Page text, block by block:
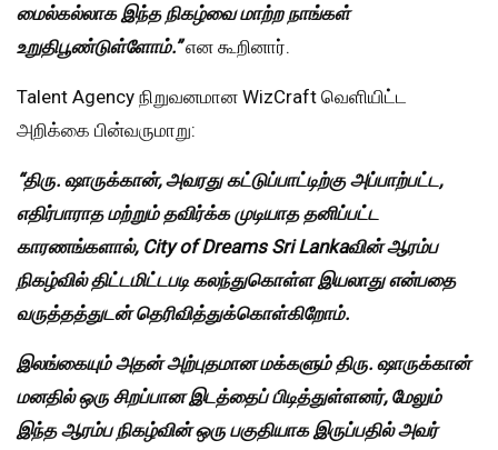
மைல்கல்லாகஇந்த நிகழ்வைமாற்ற நாங்கள்
உறுதிபூண்டுள்ளோம்.”என கூறினார்.
Talent Agency நிறுவனமான WizCraft வெளியிட்ட
அறிக்கை பின்வருமாறு:
“திரு. ஷாருக்கான்,அவரதுகட்டுப்பாட்டிற்குஅப்பாற்பட்ட,
எதிர்பாராதமற்றும்தவிர்க்கமுடியாததனிப்பட்ட
காரணங்களால், City of Dreams Sri Lankaவின்ஆரம்ப
நிகழ்வில்திட்டமிட்டபடி கலந்துகொள்ளஇயலாதுஎன்பதை
வருத்தத்துடன்தெரிவித்துக்கொள்கிறோம்.
இலங்கையும்அதன்அற்புதமானமக்களும்திரு. ஷாருக்கான்
மனதில்ஒரு சிறப்பானஇடத்தைப்பிடித்துள்ளனர், மேலும்
இந்தஆரம்பநிகழ்வின்ஒரு பகுதியாகஇருப்பதில்அவர்